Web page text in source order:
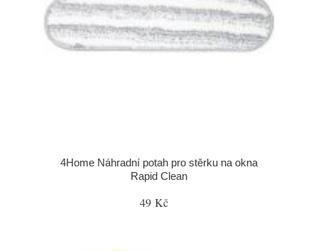
4Home Náhradní potah pro stěrku na okna
Rapid Clean
49 Kč